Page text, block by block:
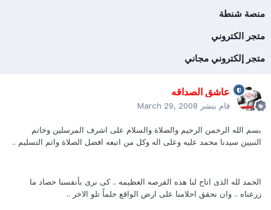
منصة شنطة
متجر الكتروني
متجر إلكتروني مجاني
عاشق الصداقه
قام بنشر March 29, 2008
بسم الله الرحمن الرحيم والصلاة والسلام على اشرف المرسلين وخاتم
النبيين سيدنا محمد عليه وعلى اله وكل من اتبعه افضل الصلاة واتم التسليم ..
الحمد لله الذى اتاح لنا هذه الفرصه العظيمه .. كى نرى بأنفسنا حصاد ما
زرعناه .. وان نحقق احلامنا على ارض الواقع حلماً تلو الاخر ..